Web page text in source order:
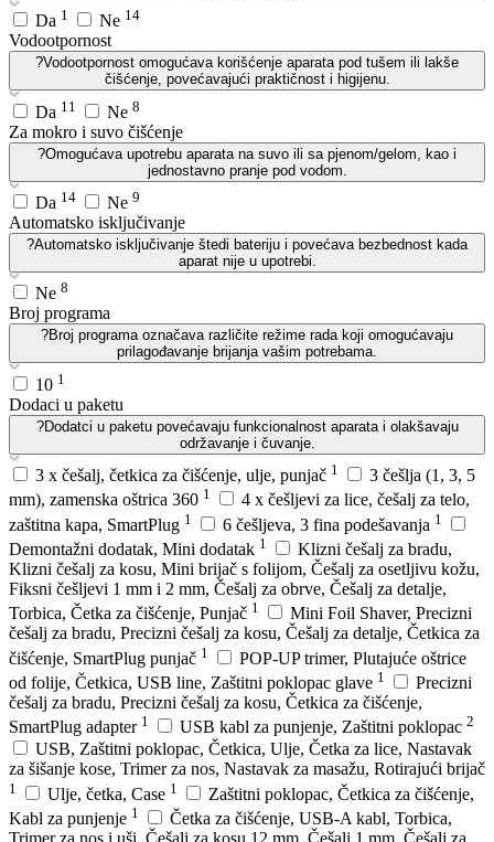
Da 1 Ne 14
Vodootpornost
?Vodootpornost omogućava korišćenje aparata pod tušem ili lakše
čišćenje, povećavajući praktičnost i higijenu.
Da 11 Ne 8
Za mokro i suvo čišćenje
?Omogućava upotrebu aparata na suvo ili sa pjenom/gelom, kao i
jednostavno pranje pod vodom.
Da 14 Ne 9
Automatsko isključivanje
?Automatsko isključivanje štedi bateriju i povećava bezbednost kada
aparat nije u upotrebi.
Ne 8
Broj programa
?Broj programa označava različite režime rada koji omogućavaju
prilagođavanje brijanja vašim potrebama.
10 1
Dodaci u paketu
?Dodatci u paketu povećavaju funkcionalnost aparata i olakšavaju
održavanje i čuvanje.
3 x češalj, četkica za čišćenje, ulje, punjač 1
3 češlja (1, 3, 5
mm), zamenska oštrica 360 1
4 x češljevi za lice, češalj za telo,
zaštitna kapa, SmartPlug 1 6 češljeva, 3 fina podešavanja 1
Demontažni dodatak, Mini dodatak 1
Klizni češalj za bradu,
Klizni češalj za kosu, Mini brijač s folijom, Češalj za osetljivu kožu,
Fiksni češljevi 1 mm i 2 mm, Češalj za obrve, Češalj za detalje,
Torbica, Četka za čišćenje, Punjač 1
Mini Foil Shaver, Precizni
češalj za bradu, Precizni češalj za kosu, Češalj za detalje, Četkica za
čišćenje, SmartPlug punjač 1
POP-UP trimer, Plutajuće oštrice
od folije, Četkica, USB line, Zaštitni poklopac glave 1
Precizni
češalj za bradu, Precizni češalj za kosu, Četkica za čišćenje,
SmartPlug adapter 1 USB kabl za punjenje, Zaštitni poklopac 2
USB, Zaštitni poklopac, Četkica, Ulje, Četka za lice, Nastavak
za šišanje kose, Trimer za nos, Nastavak za masažu, Rotirajući brijač
1 Ulje, četka, Case 1
Zaštitni poklopac, Četkica za čišćenje,
Kabl za punjenje 1
Četka za čišćenje, USB-A kabl, Torbica,
Trimer za nos i uši, Češalj za kosu 12 mm, Češalj 1 mm, Češalj za